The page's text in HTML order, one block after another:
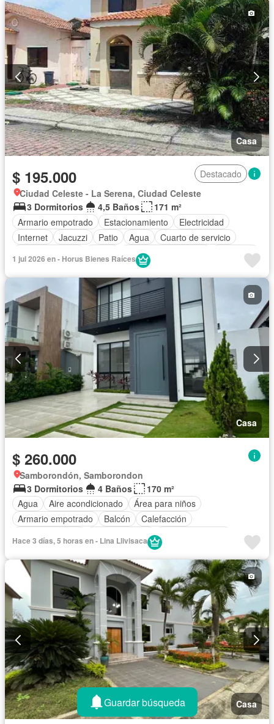
Casa
$ 195.000
Destacado
Ciudad Celeste - La Serena, Ciudad Celeste
3 Dormitorios
4,5 Baños
171 m²
Armario empotrado
Estacionamiento
Electricidad
Internet
Jacuzzi Patio Agua
Cuarto de servicio
Garita de guardianía
Gimnasio
Seguridad
Cancha de tenis Sin amoblar
1 jul 2026 en - Horus Bienes Raíces
Casa
$ 260.000
Samborondón, Samborondon
3 Dormitorios
4 Baños
170 m²
Agua
Aire acondicionado
Área para niños
Armario empotrado
Balcón
Calefacción
Cocina integral
Gimnasio
Garita de guardianía
Jardín Patio Piscina
Seguridad
Parcialmente amoblado
Hace 3 días, 5 horas en - Lina Llivisaca
Casa
Guardar búsqueda